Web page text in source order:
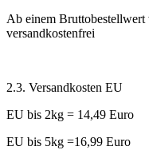
Ab einem
versandkostenfrei
2.3. Versandkosten EU
EU bis 2kg = 14,49 Euro
EU bis 5kg =16,99 Euro